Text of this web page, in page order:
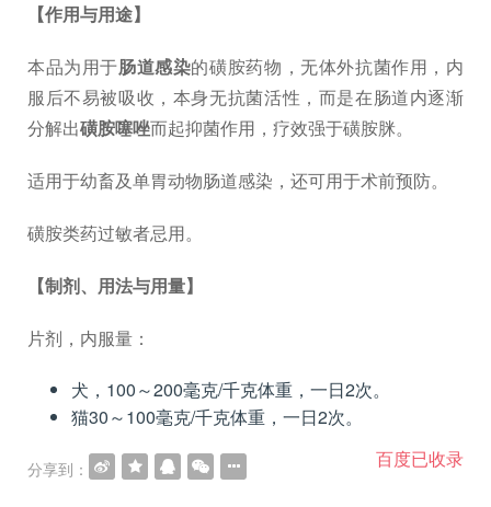
【作用与用途】
本品为用于肠道感染的磺胺药物，无体外抗菌作用，内
服后不易被吸收，本身无抗菌活性，而是在肠道内逐渐
分解出磺胺噻唑而起抑菌作用，疗效强于磺胺脒。
适用于幼畜及单胃动物肠道感染，还可用于术前预防。
磺胺类药过敏者忌用。
【制剂、用法与用量】
片剂，内服量：
犬，100～200毫克/千克体重，一日2次。
猫30～100毫克/千克体重，一日2次。
百度已收录
分享到：